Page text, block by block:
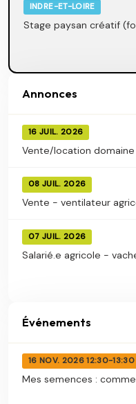
INDRE-ET-LOIRE
Stage paysan créatif
Annonces
16 JUIL. 2026
Vente/location
08 JUIL. 2026
Vente - ventilateur
07 JUIL. 2026
Salarié.e agricole -
Événements
16 NOV. 2026 12:30-13:30
Mes semences :